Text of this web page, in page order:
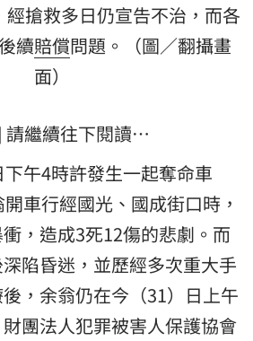
搶救多日仍宣告不治，而各
續賠償問題。（圖／翻攝畫
面）
請繼續往下閱讀…
下午4時許發生一起奪命車
車行經國光、國成街口時，
，造成3死12傷的悲劇。而
陷昏迷，並歷經多次重大手
，余翁仍在今（31）日上午
團法人犯罪被害人保護協會